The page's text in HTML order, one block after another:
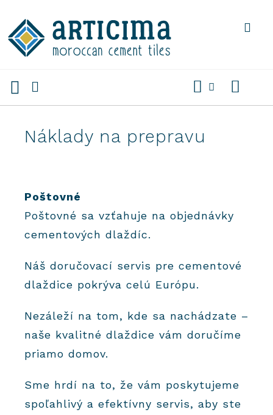
obsah
Náklady na prepravu
Poštovné
Poštovné sa vzťahuje na objednávky
cementových dlaždíc.
Náš doručovací servis pre cementové
dlaždice pokrýva celú Európu.
Nezáleží na tom, kde sa nachádzate –
naše kvalitné dlaždice vám doručíme
priamo domov.
Sme hrdí na to, že vám poskytujeme
spoľahlivý a efektívny servis, aby ste